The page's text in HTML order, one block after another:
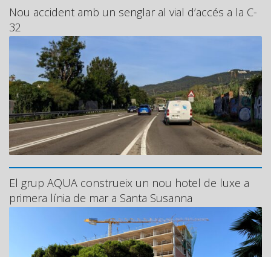
Nou accident amb un senglar al vial d’accés a la C-
32
El grup AQUA construeix un nou hotel de luxe a
primera línia de mar a Santa Susanna